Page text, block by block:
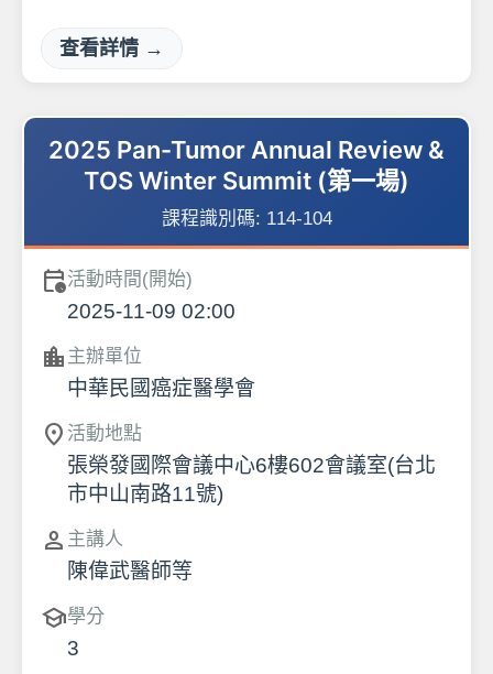
查看詳情 →
2025 Pan-Tumor Annual Review &
TOS Winter Summit (第一場)
課程識別碼: 114-104
calendar_clock活動時間(開始)
2025-11-09 02:00
location_city 主辦單位
中華民國癌症醫學會
location_on 活動地點
張榮發國際會議中心6樓602會議室(台北
市中山南路11號)
person 主講人
陳偉武醫師等
school學分
3